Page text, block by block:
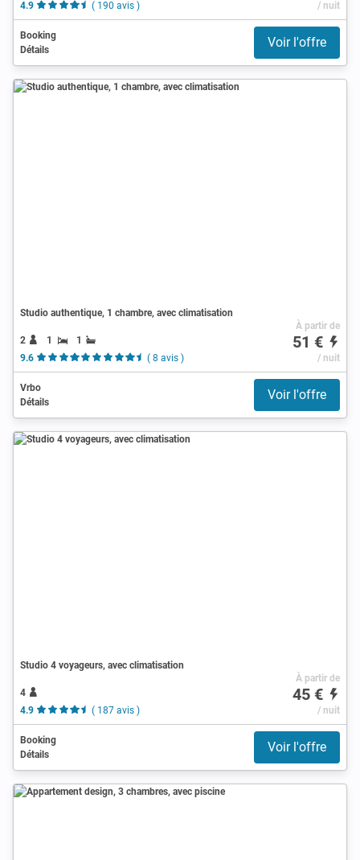
4.9 ( 190 avis ) / nuit
Booking
Détails
Voir l'offre
Studio authentique, 1 chambre, avec climatisation
2 1
1
9.6
( 8 avis )
À partir de
51 €
/ nuit
Vrbo
Détails
Voir l'offre
Studio 4 voyageurs, avec climatisation
4
4.9
( 187 avis )
À partir de
45 €
/ nuit
Booking
Détails
Voir l'offre